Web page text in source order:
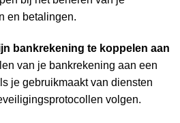
en betalingen.
bankrekening te koppelen aan
van je bankrekening aan een
je gebruikmaakt van diensten
volgen.